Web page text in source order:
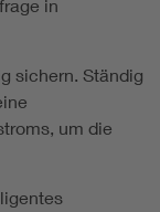
in
sichern. Ständig
um die